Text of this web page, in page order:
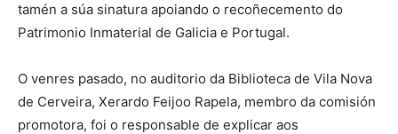
tamén a súa sinatura apoiando o recoñecemento do
Patrimonio Inmaterial de Galicia e Portugal.
O venres pasado, no auditorio da Biblioteca de Vila Nova
de Cerveira, Xerardo Feijoo Rapela, membro da comisión
promotora, foi o responsable de explicar aos